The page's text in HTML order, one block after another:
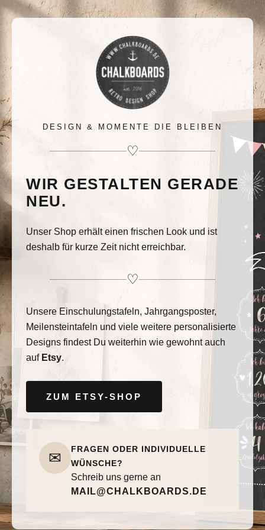
DESIGN & MOMENTE DIE BLEIBEN
♡
WIR GESTALTEN GERADE
NEU.
Unser Shop erhält einen frischen Look und ist
deshalb für kurze Zeit nicht erreichbar.
♡
Unsere Einschulungstafeln, Jahrgangsposter,
Meilensteintafeln und viele weitere personalisierte
Designs findest Du weiterhin wie gewohnt auch
auf Etsy.
ZUM ETSY-SHOP
✉
FRAGEN ODER INDIVIDUELLE
WÜNSCHE?
Schreib uns gerne an
MAIL@CHALKBOARDS.DE